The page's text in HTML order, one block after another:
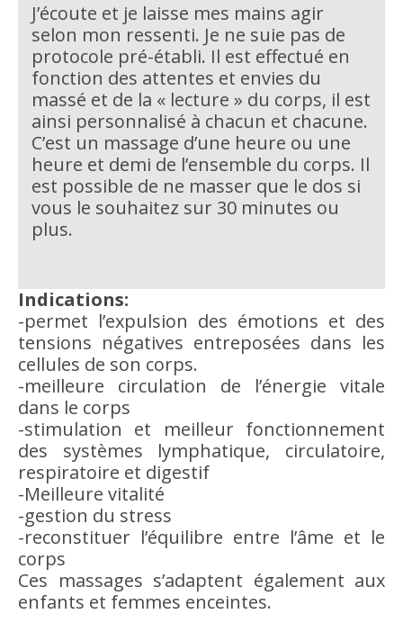
J’écoute et je laisse mes mains agir
selon mon ressenti. Je ne suie pas de
protocole pré-établi. Il est effectué en
fonction des attentes et envies du
massé et de la « lecture » du corps, il est
ainsi personnalisé à chacun et chacune.
C’est un massage d’une heure ou une
heure et demi de l’ensemble du corps. Il
est possible de ne masser que le dos si
vous le souhaitez sur 30 minutes ou
plus.
Indications:
-permet l’expulsion des émotions et des
tensions négatives entreposées dans les
cellules de son corps.
-meilleure circulation de l’énergie vitale
dans le corps
-stimulation et meilleur fonctionnement
des systèmes lymphatique, circulatoire,
respiratoire et digestif
-Meilleure vitalité
-gestion du stress
-reconstituer l’équilibre entre l’âme et le
corps
Ces massages s’adaptent également aux
enfants et femmes enceintes.